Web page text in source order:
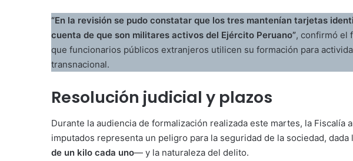
“En la revisión se pudo constatar que los tres mantenían tarjetas
cuenta de que son militares activos del Ejército Peruano”, confirmó el
que funcionarios públicos extranjeros utilicen su formación para
transnacional.
Resolución judicial y plazos
Durante la audiencia de formalización realizada este martes, la Fiscalía
imputados representa un peligro para la seguridad de la sociedad,
de un kilo cada uno— y la naturaleza del delito.